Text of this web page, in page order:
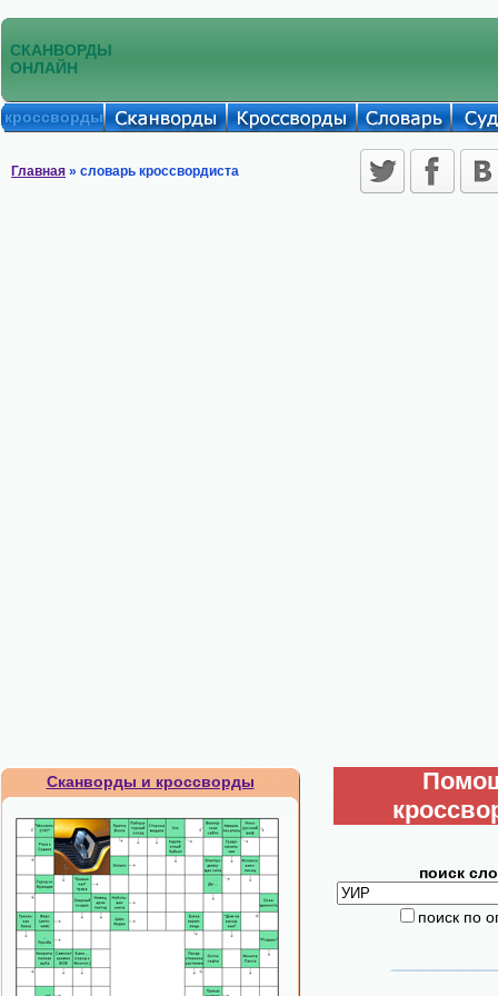
СКАНВОРДЫ
ОНЛАЙН
кроссворды
Главная » словарь кроссвордиста
Сканворды и кроссворды
поиск
поиск по